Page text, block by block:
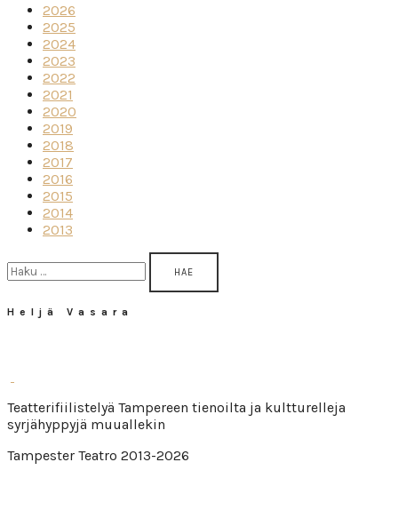
2026
2025
2024
2023
2022
2021
2020
2019
2018
2017
2016
2015
2014
2013
Haku:
Heljä Vasara
Teatterifiilistelyä Tampereen tienoilta ja kultturelleja
syrjähyppyjä muuallekin
Tampester Teatro 2013-2026